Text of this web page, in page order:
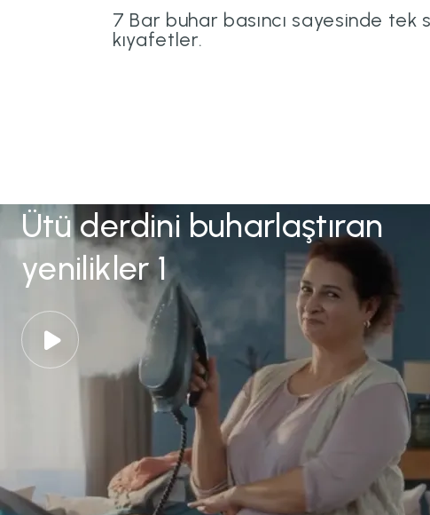
7 Bar buhar basıncı sayesinde
kıyafetler.
Ütü derdini buharlaştıran
yenilikler 1